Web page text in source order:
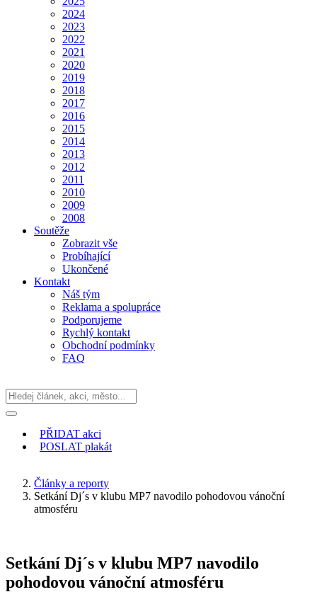
2024
2023
2022
2021
2020
2019
2018
2017
2016
2015
2014
2013
2012
2011
2010
2009
2008
Soutěže
Zobrazit vše
Probíhající
Ukončené
Kontakt
Náš tým
Reklama a spolupráce
Podporujeme
Rychlý kontakt
Obchodní podmínky
FAQ
PŘIDAT akci
POSLAT plakát
Články a reporty
Setkání Dj´s v klubu MP7 navodilo pohodovou vánoční
atmosféru
Setkání Dj´s v klubu MP7 navodilo
pohodovou vánoční atmosféru